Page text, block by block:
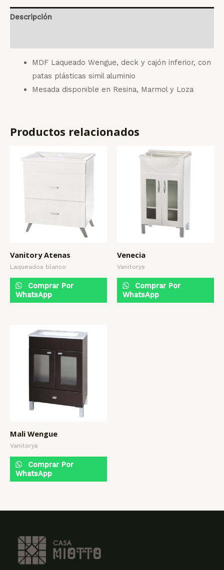
Descripción
MDF Laqueado Wengue, deck y cajón inferior, con
patas plásticas simil aluminio
Mesada disponible en Resina, Marmol y Loza
Productos relacionados
Vanitory Atenas
Laqueados blanco
Comprar Por
WhatsApp
Venecia
Vanitorys
Comprar Por
WhatsApp
Mali Wengue
Vanitorys
Comprar Por
WhatsApp